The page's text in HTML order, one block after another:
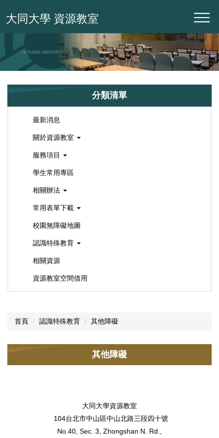
到
容
大同大學 資源教室
分類清單
最新消息
關於資源教室
服務項目
學生常用專區
相關辦法
常用表單下載
校園無障礙地圖
認識特殊教育
相關資源
資源教室空間借用
首頁 認識特殊教育 其他障礙
其他障礙
大同大學資源教室
104台北市中山區中山北路三段四十號
No.40, Sec. 3, Zhongshan N. Rd.,